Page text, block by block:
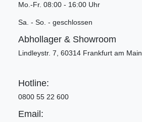
Mo.-Fr. 08:00 - 16:00 Uhr
Sa. - So. - geschlossen
Abhollager & Showroom
Lindleystr. 7, 60314 Frankfurt am Main
Hotline:
0800 55 22 600
Email: